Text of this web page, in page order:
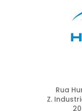
Rua
Z.